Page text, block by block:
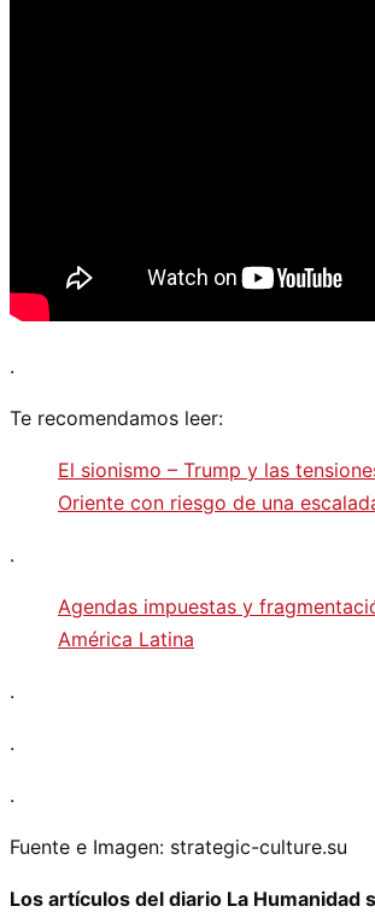
.
Te recomendamos leer:
El sionismo – Trump y las
Oriente con riesgo de una
.
Agendas impuestas y
América Latina
.
.
.
Fuente e Imagen: strategic-culture.su
Los artículos del diario La Humanidad